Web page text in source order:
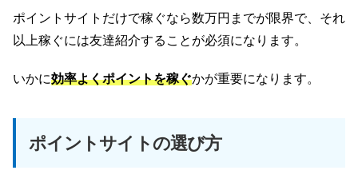
ポイントサイトだけで稼ぐなら数万円までが限界で、それ
以上稼ぐには友達紹介することが必須になります。
いかに効率よくポイントを稼ぐかが重要になります。
ポイントサイトの選び方